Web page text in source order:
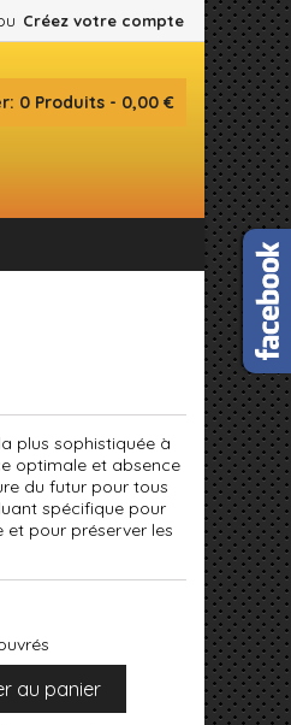
Créez votre compte
0 Produits - 0,00 €
plus sophistiquée à
optimale et absence
du futur pour tous
spécifique pour
pour préserver les
au panier